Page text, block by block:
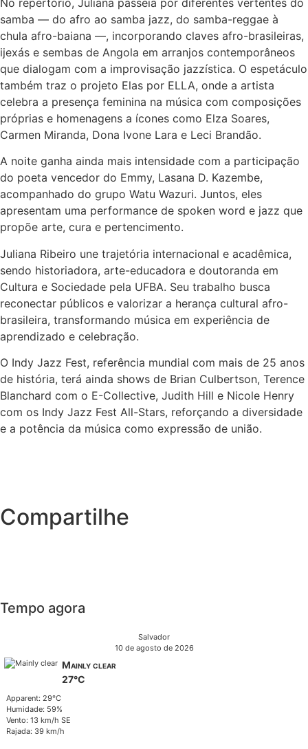
samba — do afro ao samba jazz, do samba-reggae à
chula afro-baiana —, incorporando claves afro-brasileiras,
ijexás e sembas de Angola em arranjos contemporâneos
que dialogam com a improvisação jazzística. O espetáculo
também traz o projeto Elas por ELLA, onde a artista
celebra a presença feminina na música com composições
próprias e homenagens a ícones como Elza Soares,
Carmen Miranda, Dona Ivone Lara e Leci Brandão.
A noite ganha ainda mais intensidade com a participação
do poeta vencedor do Emmy, Lasana D. Kazembe,
acompanhado do grupo Watu Wazuri. Juntos, eles
apresentam uma performance de spoken word e jazz que
propõe arte, cura e pertencimento.
Juliana Ribeiro une trajetória internacional e acadêmica,
sendo historiadora, arte-educadora e doutoranda em
Cultura e Sociedade pela UFBA. Seu trabalho busca
reconectar públicos e valorizar a herança cultural afro-
brasileira, transformando música em experiência de
aprendizado e celebração.
O Indy Jazz Fest, referência mundial com mais de 25 anos
de história, terá ainda shows de Brian Culbertson, Terence
Blanchard com o E-Collective, Judith Hill e Nicole Henry
com os Indy Jazz Fest All-Stars, reforçando a diversidade
e a potência da música como expressão de união.
Compartilhe
Tempo agora
Salvador
10 de agosto de 2026
Mainly clear
27°C
Apparent: 29°C
Humidade: 59%
Vento: 13 km/h SE
Rajada: 39 km/h